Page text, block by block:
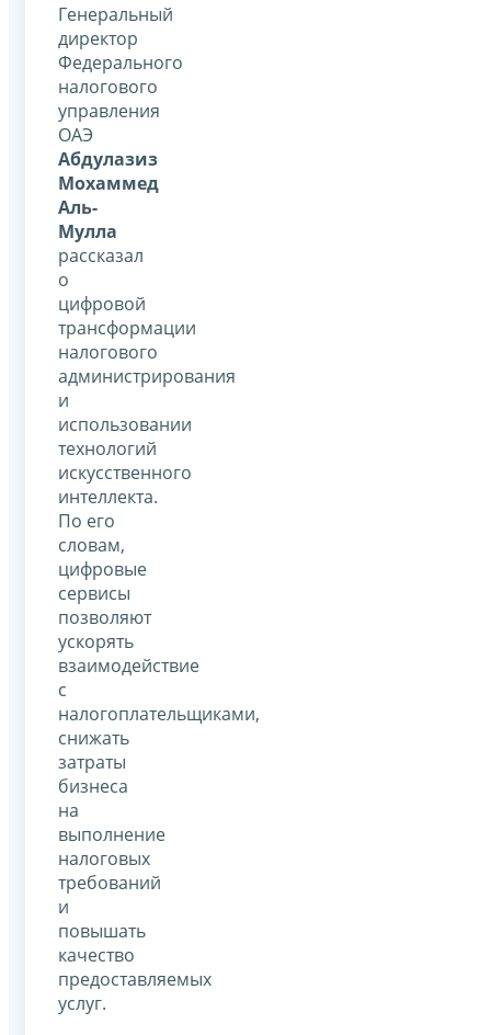
Генеральный
директор
Федерального
налогового
управления
ОАЭ
Абдулазиз
Мохаммед
Аль-
Мулла
рассказал
о
цифровой
трансформации
налогового
администрирования
и
использовании
технологий
искусственного
интеллекта.
По его
словам,
цифровые
сервисы
позволяют
ускорять
взаимодействие
с
налогоплательщиками,
снижать
затраты
бизнеса
на
выполнение
налоговых
требований
и
повышать
качество
предоставляемых
услуг.